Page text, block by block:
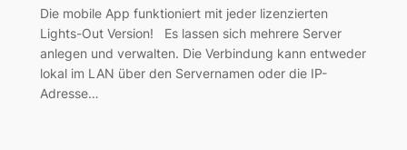
Die mobile App funktioniert mit jeder lizenzierten
Lights-Out Version! Es lassen sich mehrere Server
anlegen und verwalten. Die Verbindung kann entweder
lokal im LAN über den Servernamen oder die IP-
Adresse…